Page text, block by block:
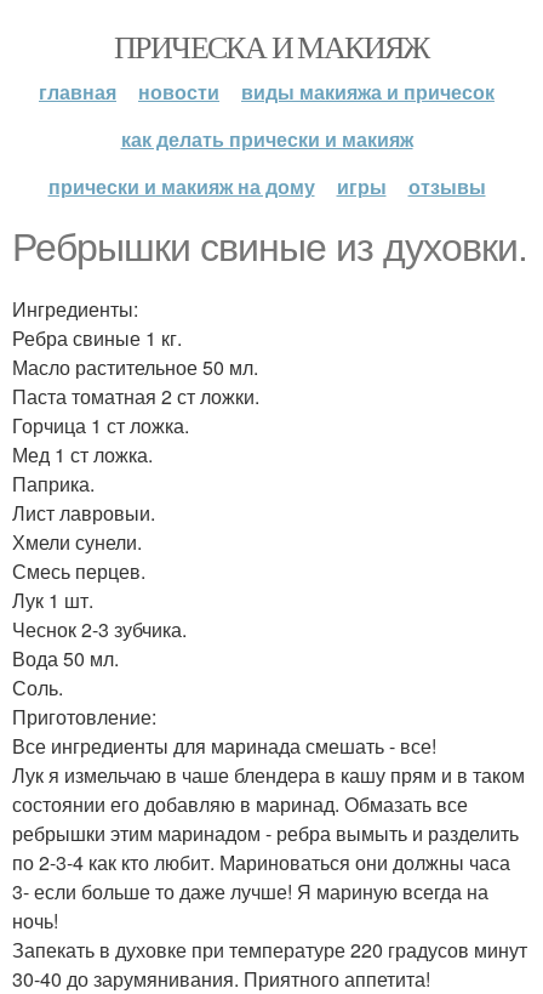
ПРИЧЕСКА И МАКИЯЖ
главная новости
виды макияжа и причесок
как делать прически и макияж
прически и макияж на дому
игры отзывы
Ребрышки свиные из духовки.
Ингредиенты:
Ребра свиные 1 кг.
Масло растительное 50 мл.
Паста томатная 2 ст ложки.
Горчица 1 ст ложка.
Мед 1 ст ложка.
Паприка.
Лист лавровыи.
Хмели сунели.
Смесь перцев.
Лук 1 шт.
Чеснок 2-3 зубчика.
Вода 50 мл.
Соль.
Приготовление:
Все ингредиенты для маринада смешать - все!
Лук я измельчаю в чаше блендера в кашу прям и в таком
состоянии его добавляю в маринад. Обмазать все
ребрышки этим маринадом - ребра вымыть и разделить
по 2-3-4 как кто любит. Мариноваться они должны часа
3- если больше то даже лучше! Я мариную всегда на
ночь!
Запекать в духовке при температуре 220 градусов минут
30-40 до зарумянивания. Приятного аппетита!